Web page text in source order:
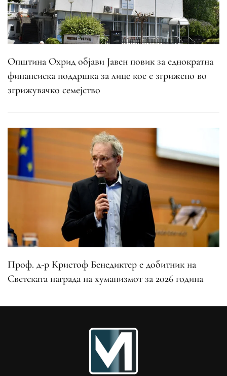
Општина Охрид објави Јавен повик за еднократна
финансиска поддршка за лице кое е згрижено во
згрижувачко семејство
Проф. д-р Кристоф Бенедиктер е добитник на
Светската награда на хуманизмот за 2026 година